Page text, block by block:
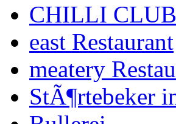
CHILLI
east Restaurant
meatery
StÃ¶rtebeker